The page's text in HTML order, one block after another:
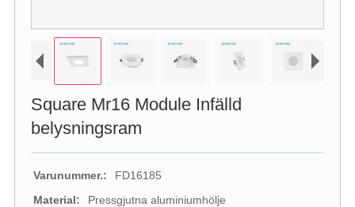
Square Mr16 Module Infälld
belysningsram
Varunummer.:
FD16185
Material:
Pressgjutna aluminiumhölje